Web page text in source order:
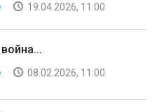
19.04.2026, 11:00
08.02.2026, 11:00